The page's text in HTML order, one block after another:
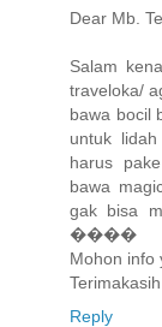
Dear Mb.
Salam
traveloka/
bawa bocil
untuk
harus
bawa
gak bisa
����
Mohon info
Reply